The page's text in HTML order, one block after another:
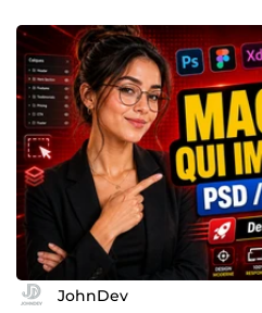
Discutons de votre projet dès
décoller votre présence en ligne
JohnDev